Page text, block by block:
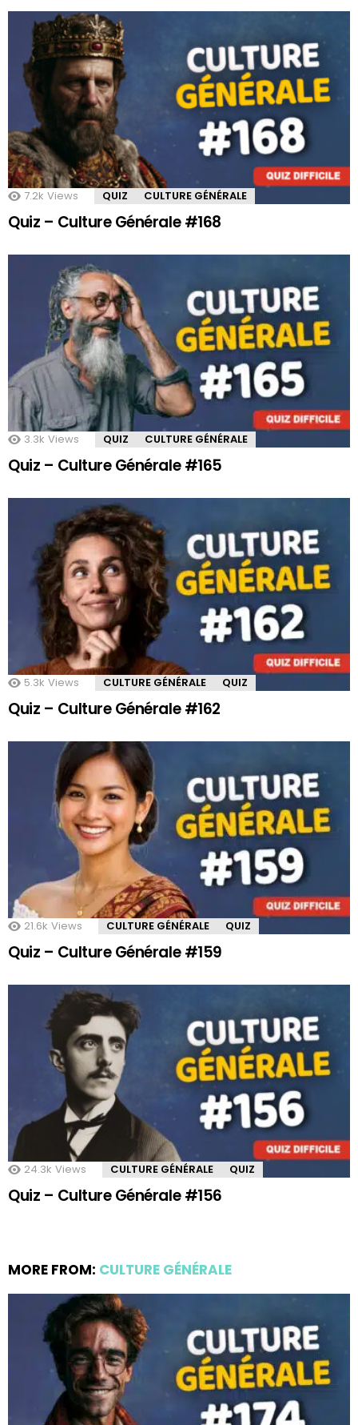
7.2k Views QUIZ CULTURE GÉNÉRALE
Quiz – Culture Générale #168
3.3k Views QUIZ CULTURE GÉNÉRALE
Quiz – Culture Générale #165
5.3k Views CULTURE GÉNÉRALE QUIZ
Quiz – Culture Générale #162
21.6k Views CULTURE GÉNÉRALE QUIZ
Quiz – Culture Générale #159
24.3k Views CULTURE GÉNÉRALE QUIZ
Quiz – Culture Générale #156
MORE FROM: CULTURE GÉNÉRALE